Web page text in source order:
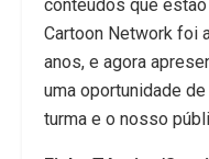
conteúdos que
Cartoon Network foi
anos, e agora
uma oportunidade
turma e o nosso